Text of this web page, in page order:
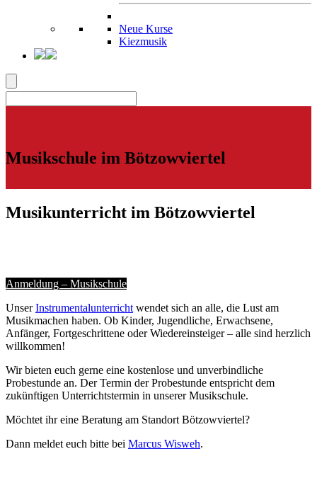
Neue Kurse
Kiezmusik
Musikschule im Bötzowviertel
Musikunterricht im Bötzowviertel
Anmeldung – Musikschule
UnserInstrumentalunterricht wendet sich an alle, die Lust am
Musikmachen haben. Ob Kinder, Jugendliche, Erwachsene,
Anfänger, Fortgeschrittene oder Wiedereinsteiger – alle sind herzlich
willkommen!
Wir bieten euch gerne eine kostenlose und unverbindliche
Probestunde an. Der Termin der Probestunde entspricht dem
zukünftigen Unterrichtstermin in unserer Musikschule.
Möchtet ihr eine Beratung am Standort Bötzowviertel?
Dann meldet euch bitte bei Marcus Wisweh.